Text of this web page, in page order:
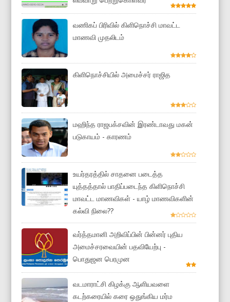
வணிகப் பிரிவில் கிளிநொச்சி மாவட்ட
மாணவி முதலிடம்
கிளிநொச்சியில் அமைச்சர் ராஜித
மஹிந்த ராஜபக்சவின் இரண்டாவது மகன்
படுகாயம் - காரணம்
உயர்தரத்தில் சாதனை படைத்த
யுத்தத்தால் பாதிப்படைந்த கிளிநொச்சி
மாவட்ட மாணவிகள் - யாழ் மாணவிகளின்
கல்வி நிலை??
வர்த்தமானி அறிவிப்பின் பின்னர் புதிய
அமைச்சரவையின் பதவியேற்பு -
பொதுஜன பெரமுன
வடமாராட்சி கிழக்கு ஆளியவளை
கடற்கரையில் கரை ஒதுங்கிய மர்ம